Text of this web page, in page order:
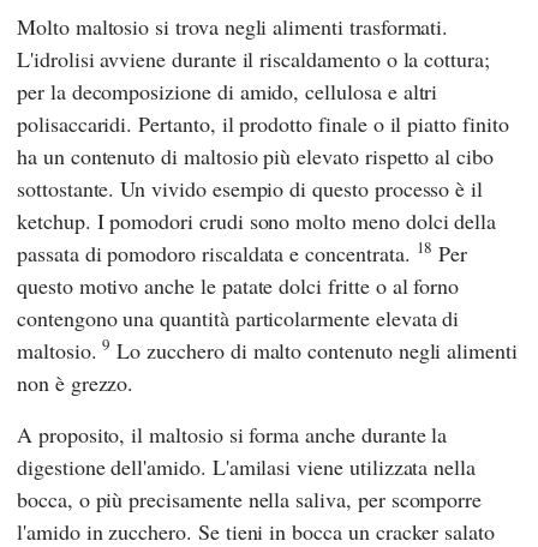
Molto maltosio si trova negli alimenti trasformati.
L'idrolisi avviene durante il riscaldamento o la cottura;
per la decomposizione di amido, cellulosa e altri
polisaccaridi. Pertanto, il prodotto finale o il piatto finito
ha un contenuto di maltosio più elevato rispetto al cibo
sottostante. Un vivido esempio di questo processo è il
ketchup. I pomodori crudi sono molto meno dolci della
passata di pomodoro riscaldata e concentrata. 18 Per
questo motivo anche le patate dolci fritte o al forno
contengono una quantità particolarmente elevata di
maltosio.9 Lo zucchero di malto contenuto negli alimenti
non è grezzo.
A proposito, il maltosio si forma anche durante la
digestione dell'amido. L'amilasi viene utilizzata nella
bocca, o più precisamente nella saliva, per scomporre
l'amido in zucchero. Se tieni in bocca un cracker salato